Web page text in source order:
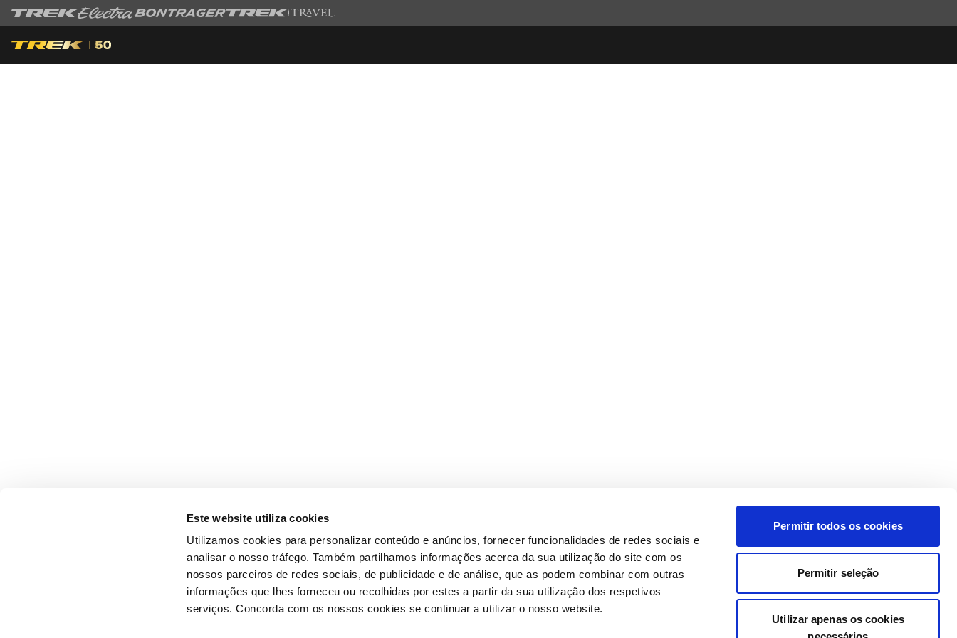
Este website utiliza cookies
Utilizamos cookies para personalizar conteúdo e anúncios, fornecer funcionalidades de redes sociais e
analisar o nosso tráfego. Também partilhamos informações acerca da sua utilização do site com os
nossos parceiros de redes sociais, de publicidade e de análise, que as podem combinar com outras
informações que lhes forneceu ou recolhidas por estes a partir da sua utilização dos respetivos
serviços. Concorda com os nossos cookies se continuar a utilizar o nosso website.
Permitir todos os cookies
Permitir seleção
Utilizar apenas os cookies